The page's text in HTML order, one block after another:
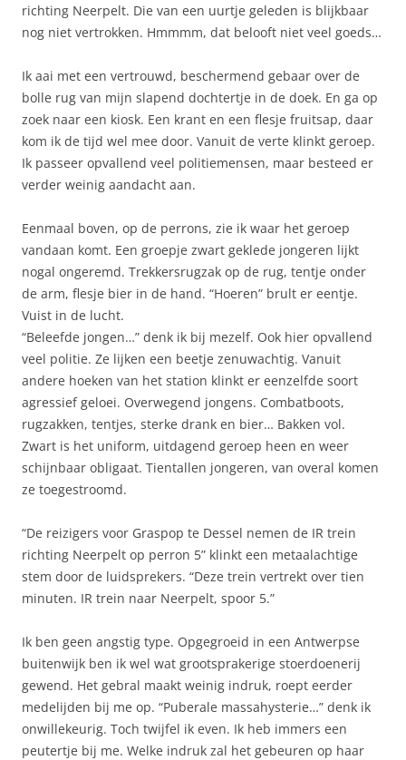
richting Neerpelt. Die van een uurtje geleden is blijkbaar
nog niet vertrokken. Hmmmm, dat belooft niet veel goeds…
Ik aai met een vertrouwd, beschermend gebaar over de
bolle rug van mijn slapend dochtertje in de doek. En ga op
zoek naar een kiosk. Een krant en een flesje fruitsap, daar
kom ik de tijd wel mee door. Vanuit de verte klinkt geroep.
Ik passeer opvallend veel politiemensen, maar besteed er
verder weinig aandacht aan.
Eenmaal boven, op de perrons, zie ik waar het geroep
vandaan komt. Een groepje zwart geklede jongeren lijkt
nogal ongeremd. Trekkersrugzak op de rug, tentje onder
de arm, flesje bier in de hand. “Hoeren” brult er eentje.
Vuist in de lucht.
“Beleefde jongen…” denk ik bij mezelf. Ook hier opvallend
veel politie. Ze lijken een beetje zenuwachtig. Vanuit
andere hoeken van het station klinkt er eenzelfde soort
agressief geloei. Overwegend jongens. Combatboots,
rugzakken, tentjes, sterke drank en bier… Bakken vol.
Zwart is het uniform, uitdagend geroep heen en weer
schijnbaar obligaat. Tientallen jongeren, van overal komen
ze toegestroomd.
“De reizigers voor Graspop te Dessel nemen de IR trein
richting Neerpelt op perron 5” klinkt een metaalachtige
stem door de luidsprekers. “Deze trein vertrekt over tien
minuten. IR trein naar Neerpelt, spoor 5.”
Ik ben geen angstig type. Opgegroeid in een Antwerpse
buitenwijk ben ik wel wat grootsprakerige stoerdoenerij
gewend. Het gebral maakt weinig indruk, roept eerder
medelijden bij me op. “Puberale massahysterie…” denk ik
onwillekeurig. Toch twijfel ik even. Ik heb immers een
peutertje bij me. Welke indruk zal het gebeuren op haar